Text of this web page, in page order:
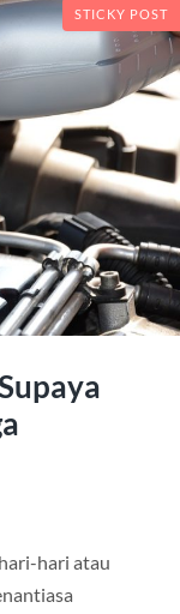
STICKY POST
hari atau